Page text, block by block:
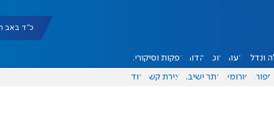
כ"ד באב תשפ"ו
ונדל"ן דעות אוכל יהדות הפקות וסיקורים
ספורט פורומים אתר ישיבה יצירת קשר עוד